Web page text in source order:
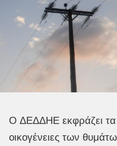
Ο ΔΕΔΔΗΕ εκφράζει τα
οικογένειες των